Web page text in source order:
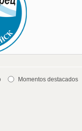
Momentos destacados